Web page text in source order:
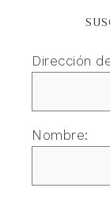
Dirección
Nombre: